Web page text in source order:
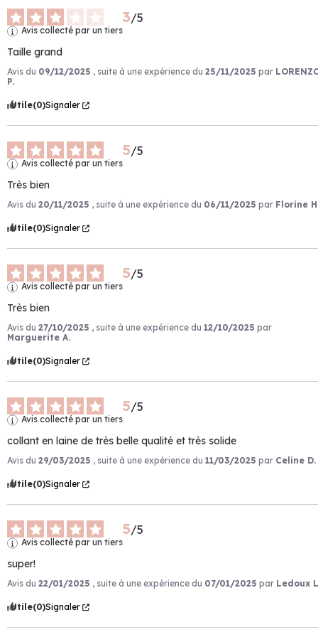
3/5
Avis collecté par un tiers
Taille grand
Avis du 09/12/2025 , suite à une expérience du 25/11/2025 par
P.
Utile(0)Signaler
5/5
Avis collecté par un tiers
Très bien
Avis du 20/11/2025 , suite à une expérience du 06/11/2025 par Florine
Utile(0)Signaler
5/5
Avis collecté par un tiers
Très bien
Avis du 27/10/2025 , suite à une expérience du 12/10/2025 par
Marguerite A.
Utile(0)Signaler
5/5
Avis collecté par un tiers
collant en laine de très belle qualité et très solide
Avis du 29/03/2025 , suite à une expérience du 11/03/2025 par Celine D.
Utile(0)Signaler
5/5
Avis collecté par un tiers
super!
Avis du 22/01/2025 , suite à une expérience du 07/01/2025 par Ledoux
Utile(0)Signaler